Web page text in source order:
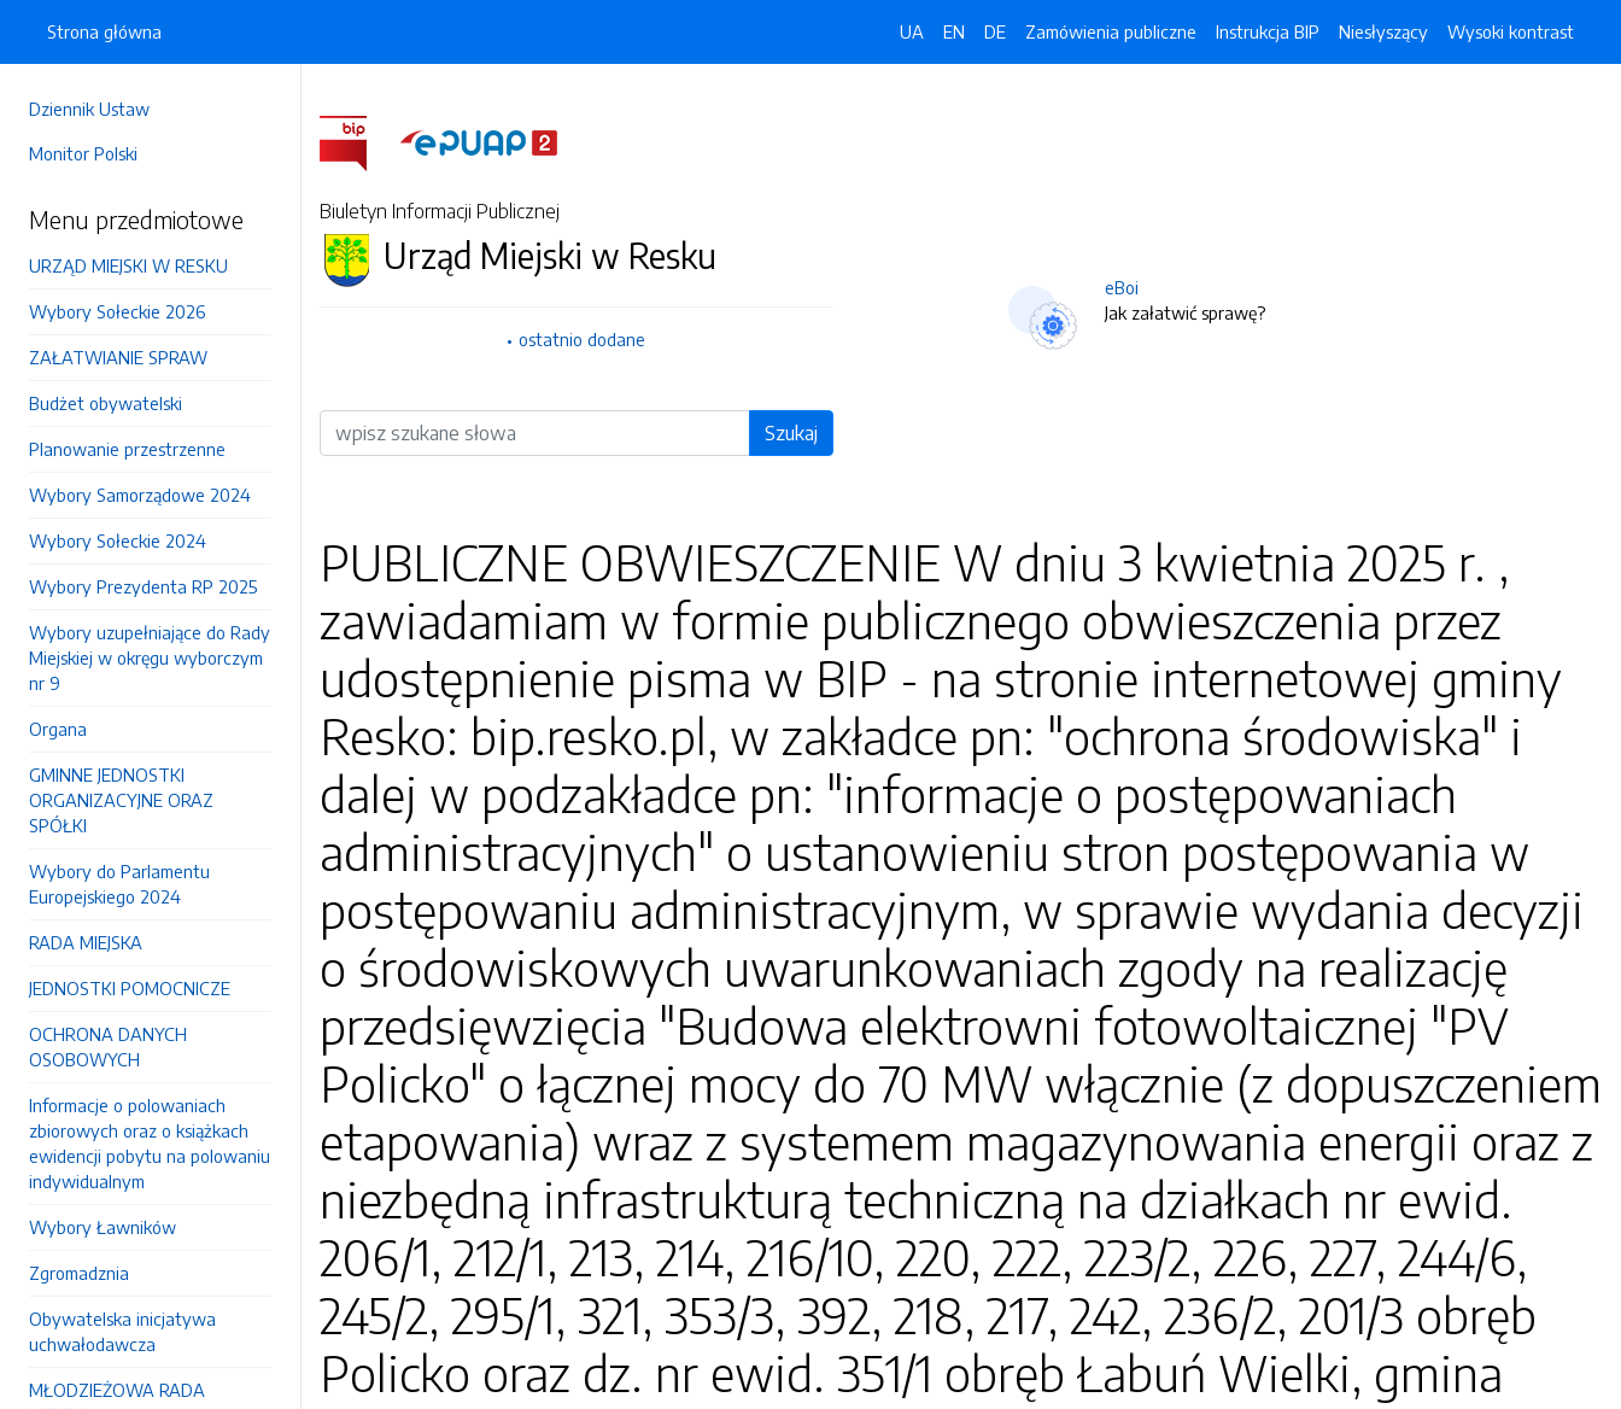
Dziennik Ustaw
Monitor Polski
Menu przedmiotowe
URZĄD MIEJSKI W RESKU
Wybory Sołeckie 2026
ZAŁATWIANIE SPRAW
Budżet obywatelski
Planowanie przestrzenne
Wybory Samorządowe 2024
Wybory Sołeckie 2024
Wybory Prezydenta RP 2025
Wybory uzupełniające do Rady
Miejskiej w okręgu wyborczym
nr 9
Organa
GMINNE JEDNOSTKI
ORGANIZACYJNE ORAZ
SPÓŁKI
Wybory do Parlamentu
Europejskiego 2024
RADA MIEJSKA
JEDNOSTKI POMOCNICZE
OCHRONA DANYCH
OSOBOWYCH
Informacje o polowaniach
zbiorowych oraz o książkach
ewidencji pobytu na polowaniu
indywidualnym
Wybory Ławników
Zgromadznia
Obywatelska inicjatywa
uchwałodawcza
MŁODZIEŻOWA RADA
Strona główna UA EN DE Zamówienia publiczne Instrukcja BIP Niesłyszący Wysoki kontrast
Biuletyn Informacji Publicznej
Urząd Miejski w Resku
ostatnio dodane
Wyszukiwarka Szukaj
eBoi
Jak załatwić sprawę?
PUBLICZNE OBWIESZCZENIE W dniu 3 kwietnia 2025 r. ,
zawiadamiam w formie publicznego obwieszczenia przez
udostępnienie pisma w BIP - na stronie internetowej gminy
Resko: bip.resko.pl, w zakładce pn: "ochrona środowiska" i
dalej w podzakładce pn: "informacje o postępowaniach
administracyjnych" o ustanowieniu stron postępowania w
postępowaniu administracyjnym, w sprawie wydania decyzji
o środowiskowych uwarunkowaniach zgody na realizację
przedsięwzięcia "Budowa elektrowni fotowoltaicznej "PV
Policko" o łącznej mocy do 70 MW włącznie (z dopuszczeniem
etapowania) wraz z systemem magazynowania energii oraz z
niezbędną infrastrukturą techniczną na działkach nr ewid.
206/1, 212/1, 213, 214, 216/10, 220, 222, 223/2, 226, 227, 244/6,
245/2, 295/1, 321, 353/3, 392, 218, 217, 242, 236/2, 201/3 obręb
Policko oraz dz. nr ewid. 351/1 obręb Łabuń Wielki, gmina